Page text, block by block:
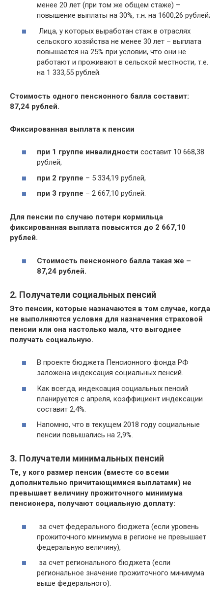
менее 20 лет (при том же общем стаже) –
повышение выплаты на 30%, т.н. на 1600,26 рублей;
Лица, у которых выработан стаж в отраслях
сельского хозяйства не менее 30 лет – выплата
повышается на 25% при условии, что они не
работают и проживают в сельской местности, т.е.
на 1 333,55 рублей.
Стоимость одного пенсионного балла составит:
87,24 рублей.
Фиксированная выплата к пенсии
при 1 группе инвалидности составит 10 668,38
рублей,
при 2 группе – 5 334,19 рублей,
при 3 группе – 2 667,10 рублей.
Для пенсии по случаю потери кормильца
фиксированная выплата повысится до 2 667,10
рублей.
Стоимость пенсионного балла такая же –
87,24 рублей.
2. Получатели социальных пенсий
Это пенсии, которые назначаются в том случае, когда
не выполняются условия для назначения страховой
пенсии или она настолько мала, что выгоднее
получать социальную.
В проекте бюджета Пенсионного фонда РФ
заложена индексация социальных пенсий.
Как всегда, индексация социальных пенсий
планируется с апреля, коэффициент индексации
составит 2,4%.
Напомню, что в текущем 2018 году социальные
пенсии повышались на 2,9%.
3. Получатели минимальных пенсий
Те, у кого размер пенсии (вместе со всеми
дополнительно причитающимися выплатами) не
превышает величину прожиточного минимума
пенсионера, получают социальную доплату:
за счет федерального бюджета (если уровень
прожиточного минимума в регионе не превышает
федеральную величину),
за счет регионального бюджета (если
региональное значение прожиточного минимума
выше федерального).